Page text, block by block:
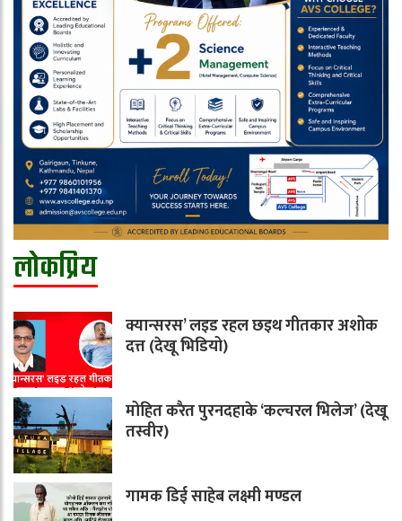
लोकप्रिय
क्यान्सरस’ लइड रहल छइथ गीतकार अशोक
दत्त (देखू भिडियो)
मोहित करैत पुरनदहाके ‘कल्चरल भिलेज’ (देखू
तस्वीर)
गामक डिई साहेब लक्ष्मी मण्डल